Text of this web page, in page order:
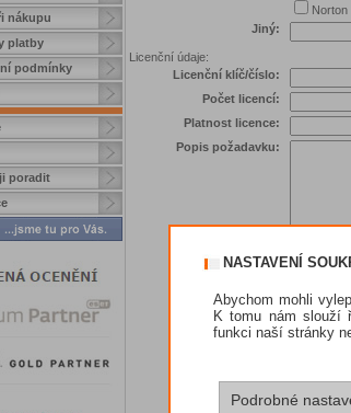
nákupu
platby
podmínky
poradit
Norton
Jiný:
Licenční údaje:
Licenční klíč/číslo:
Počet licencí:
Platnost licence:
Popis požadavku:
NASTAVENÍ
Abychom mohli
K tomu nám slouží
funkci naší stránky
Podrobné